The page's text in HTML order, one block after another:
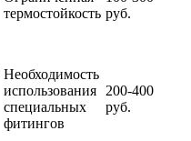
термостойкость руб.
Необходимость
использования
специальных
фитингов
200-400
руб.